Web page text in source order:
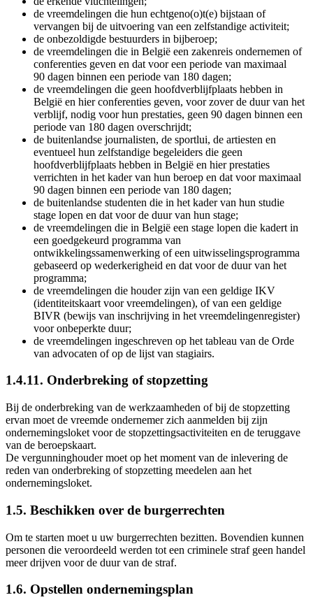
de vreemdelingen die hun echtgeno(o)t(e) bijstaan of
vervangen bij de uitvoering van een zelfstandige activiteit;
de onbezoldigde bestuurders in bijberoep;
de vreemdelingen die in België een zakenreis ondernemen of
conferenties geven en dat voor een periode van maximaal
90 dagen binnen een periode van 180 dagen;
de vreemdelingen die geen hoofdverblijfplaats hebben in
België en hier conferenties geven, voor zover de duur van het
verblijf, nodig voor hun prestaties, geen 90 dagen binnen een
periode van 180 dagen overschrijdt;
de buitenlandse journalisten, de sportlui, de artiesten en
eventueel hun zelfstandige begeleiders die geen
hoofdverblijfplaats hebben in België en hier prestaties
verrichten in het kader van hun beroep en dat voor maximaal
90 dagen binnen een periode van 180 dagen;
de buitenlandse studenten die in het kader van hun studie
stage lopen en dat voor de duur van hun stage;
de vreemdelingen die in België een stage lopen die kadert in
een goedgekeurd programma van
ontwikkelingssamenwerking of een uitwisselingsprogramma
gebaseerd op wederkerigheid en dat voor de duur van het
programma;
de vreemdelingen die houder zijn van een geldige IKV
(identiteitskaart voor vreemdelingen), of van een geldige
BIVR (bewijs van inschrijving in het vreemdelingenregister)
voor onbeperkte duur;
de vreemdelingen ingeschreven op het tableau van de Orde
van advocaten of op de lijst van stagiairs.
1.4.11. Onderbreking of stopzetting
Bij de onderbreking van de werkzaamheden of bij de stopzetting
ervan moet de vreemde ondernemer zich aanmelden bij zijn
ondernemingsloket voor de stopzettingsactiviteiten en de teruggave
van de beroepskaart.
De vergunninghouder moet op het moment van de inlevering de
reden van onderbreking of stopzetting meedelen aan het
ondernemingsloket.
1.5. Beschikken over de burgerrechten
Om te starten moet u uw burgerrechten bezitten. Bovendien kunnen
personen die veroordeeld werden tot een criminele straf geen handel
meer drijven voor de duur van de straf.
1.6. Opstellen ondernemingsplan